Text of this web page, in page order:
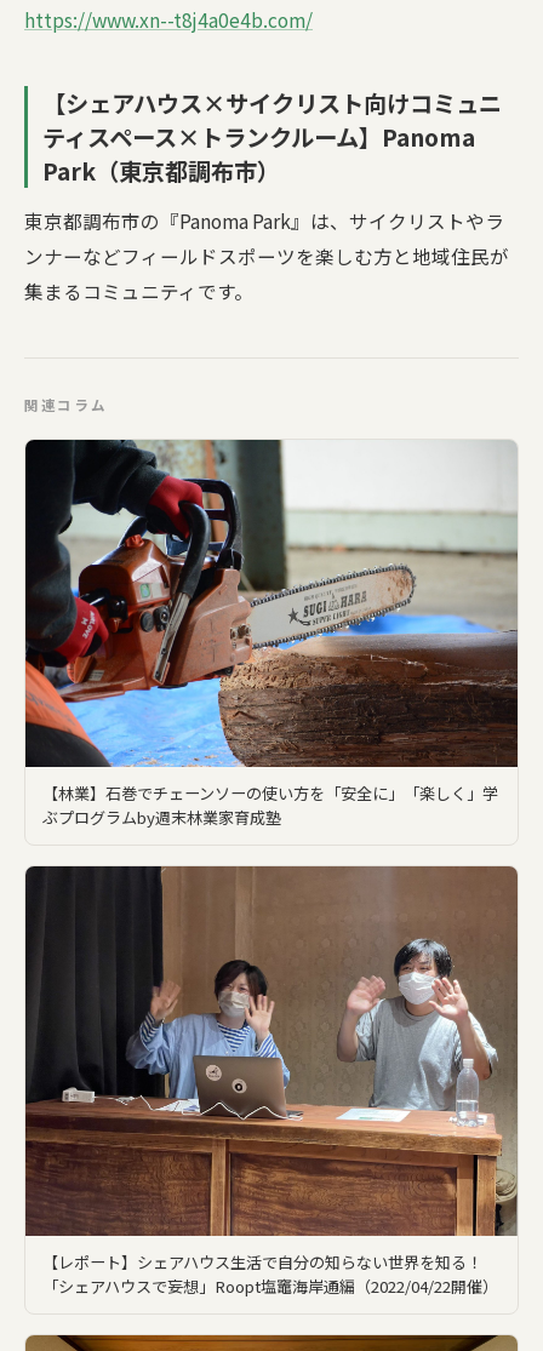
https://www.xn--t8j4a0e4b.com/
【シェアハウス×サイクリスト向けコミュニ
ティスペース×トランクルーム】Panoma
Park（東京都調布市）
東京都調布市の『Panoma Park』は、サイクリストやラ
ンナーなどフィールドスポーツを楽しむ方と地域住民が
集まるコミュニティです。
関連コラム
【林業】石巻でチェーンソーの使い方を「安全に」「楽しく」学
ぶプログラムby週末林業家育成塾
【レポート】シェアハウス生活で自分の知らない世界を知る！
「シェアハウスで妄想」Roopt塩竈海岸通編（2022/04/22開催）